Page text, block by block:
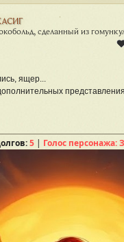
сделанный из
ящер...
5 Голос персонажа: